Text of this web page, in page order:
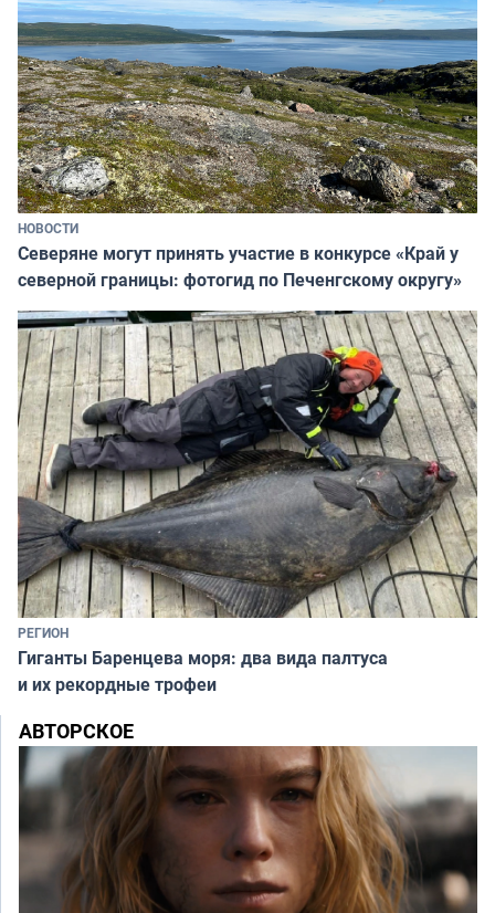
НОВОСТИ
Северяне могут принять участие в конкурсе «Край у
северной границы: фотогид по Печенгскому округу»
РЕГИОН
Гиганты Баренцева моря: два вида палтуса
и их рекордные трофеи
АВТОРСКОЕ